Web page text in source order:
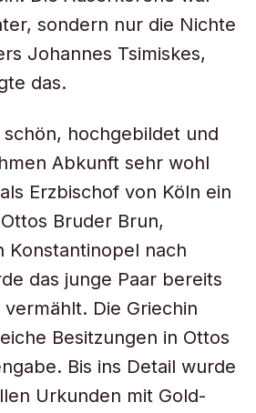
sondern nur die Nichte
Johannes Tsimiskes,
das.
hochgebildet und
Abkunft sehr wohl
Erzbischof von Köln ein
Bruder Brun,
Konstantinopel nach
das junge Paar bereits
vermählt. Die Griechin
Besitzungen in Ottos
Bis ins Detail wurde
Urkunden mit Gold-